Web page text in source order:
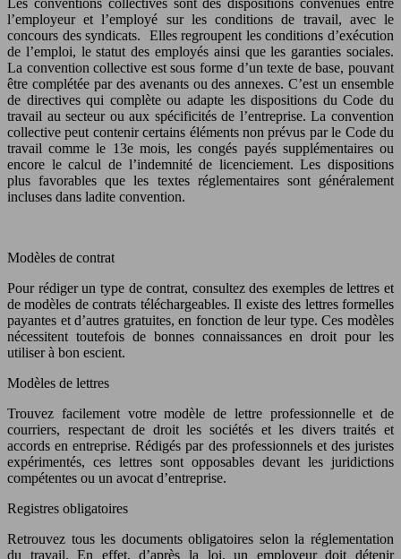
Les conventions collectives sont des dispositions convenues entre
l’employeur et l’employé sur les conditions de travail, avec le
concours des syndicats. Elles regroupent les conditions d’exécution
de l’emploi, le statut des employés ainsi que les garanties sociales.
La convention collective est sous forme d’un texte de base, pouvant
être complétée par des avenants ou des annexes. C’est un ensemble
de directives qui complète ou adapte les dispositions du Code du
travail au secteur ou aux spécificités de l’entreprise. La convention
collective peut contenir certains éléments non prévus par le Code du
travail comme le 13e mois, les congés payés supplémentaires ou
encore le calcul de l’indemnité de licenciement. Les dispositions
plus favorables que les textes réglementaires sont généralement
incluses dans ladite convention.
Modèles de contrat
Pour rédiger un type de contrat, consultez des exemples de lettres et
de modèles de contrats téléchargeables. Il existe des lettres formelles
payantes et d’autres gratuites, en fonction de leur type. Ces modèles
nécessitent toutefois de bonnes connaissances en droit pour les
utiliser à bon escient.
Modèles de lettres
Trouvez facilement votre modèle de lettre professionnelle et de
courriers, respectant de droit les sociétés et les divers traités et
accords en entreprise. Rédigés par des professionnels et des juristes
expérimentés, ces lettres sont opposables devant les juridictions
compétentes ou un avocat d’entreprise.
Registres obligatoires
Retrouvez tous les documents obligatoires selon la réglementation
du travail. En effet, d’après la loi, un employeur doit détenir